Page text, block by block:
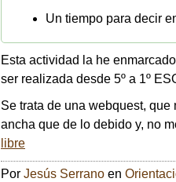
Un tiempo para decir
Esta actividad la he
ser realizada desde 5º a 1º
Se trata de una webquest,
ancha que de lo debido y, no
libre
Por Jesús Serrano en